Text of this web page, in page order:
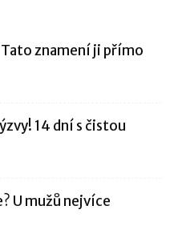
znamení ji přímo
14 dní s čistou
U mužů nejvíce